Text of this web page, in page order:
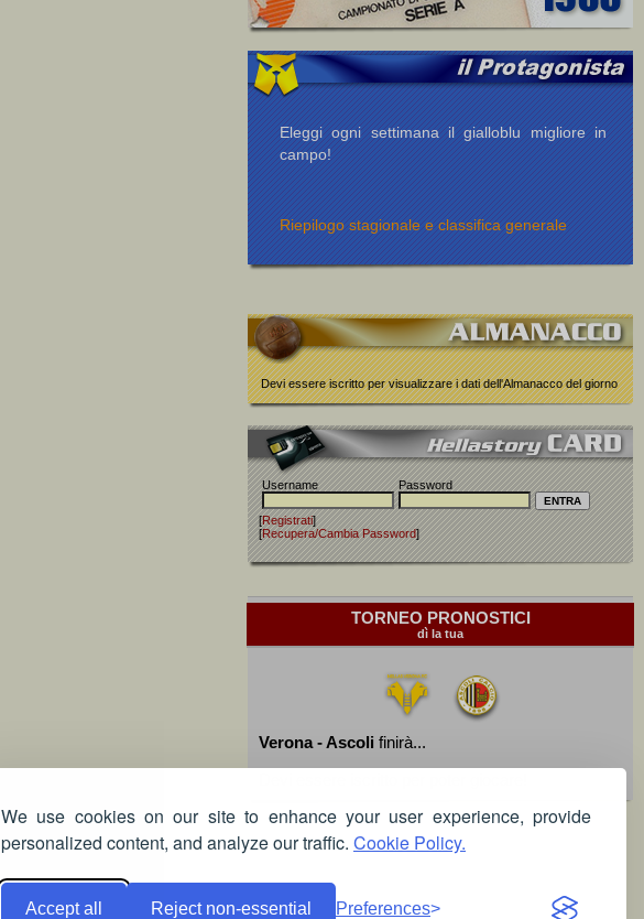
We use cookies on our site to enhance your user experience, provide
personalized content, and analyze our traffic. Cookie Policy.
Accept all Reject non-essential Preferences
Eleggi ogni settimana il gialloblu migliore in
campo!
Riepilogo stagionale e classifica generale
Devi essere iscritto per visualizzare i dati dell'Almanacco del giorno
Username Password
[Registrati]
[Recupera/Cambia Password]
TORNEO PRONOSTICI
dì la tua
Verona - Ascoli finirà...